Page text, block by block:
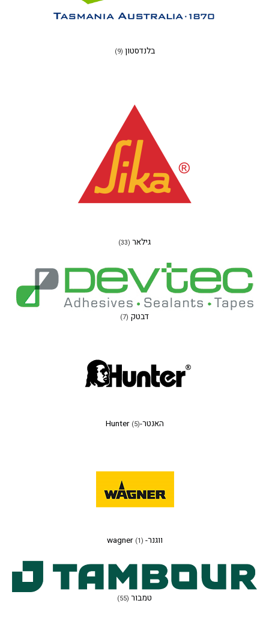
בלנדסטון (9)
גילאר (33)
דבטק (7)
האנטר-Hunter(5)
ווגנר- wagner (1)
טמבור (55)